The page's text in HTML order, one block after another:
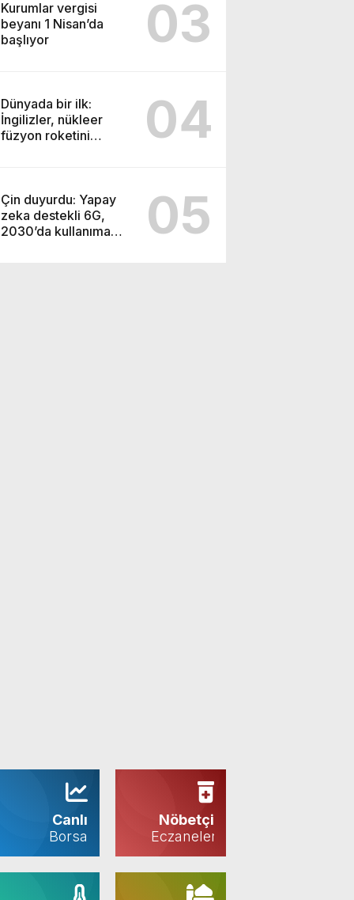
Kurumlar vergisi
beyanı 1 Nisan’da
başlıyor
03
Dünyada bir ilk:
İngilizler, nükleer
füzyon roketini
04
Çin duyurdu: Yapay
zeka destekli 6G,
2030’da kullanıma
05
Canlı
Borsa
Nöbetçi
Eczaneler